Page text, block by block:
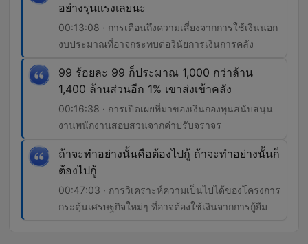
อย่างรุนแรงเลยนะ
00:13:08 · การเตือนถึงความเสี่ยงจากการใช้เงินนอก
งบประมาณที่อาจกระทบต่อวินัยการเงินการคลัง
99 ร้อยละ 99 ก็ประมาณ 1,000 กว่าล้าน
1,400 ล้านส่วนอีก 1% เขาส่งเข้าคลัง
00:16:38 · การเปิดเผยที่มาของเงินกองทุนสนับสนุน
งานพนักงานสอบสวนจากค่าปรับจราจร
ถ้าจะทำอย่างนั้นคือต้องไปกู้ ถ้าจะทำอย่างนั้นก็
ต้องไปกู้
00:47:03 · การวิเคราะห์ความเป็นไปได้ของโครงการ
กระตุ้นเศรษฐกิจใหม่ๆ ที่อาจต้องใช้เงินจากการกู้ยืม